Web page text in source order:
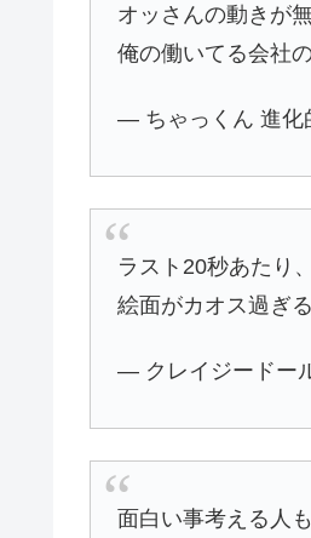
オッさんの動きが
俺の働いてる会社
— ちゃっくん 進化
ラスト20秒あたり、
絵面がカオス過ぎ
— クレイジードー
面白い事考える人